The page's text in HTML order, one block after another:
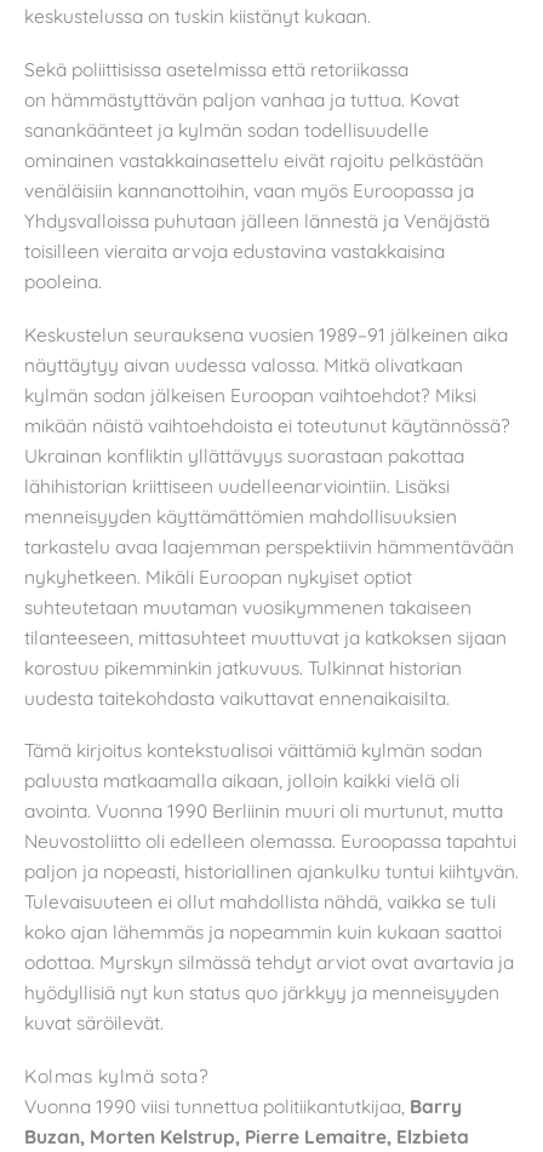
keskustelussa on tuskin kiistänyt kukaan.
Sekä poliittisissa asetelmissa että retoriikassa
on hämmästyttävän paljon vanhaa ja tuttua. Kovat
sanankäänteet ja kylmän sodan todellisuudelle
ominainen vastakkainasettelu eivät rajoitu pelkästään
venäläisiin kannanottoihin, vaan myös Euroopassa ja
Yhdysvalloissa puhutaan jälleen lännestä ja Venäjästä
toisilleen vieraita arvoja edustavina vastakkaisina
pooleina.
Keskustelun seurauksena vuosien 1989–91 jälkeinen aika
näyttäytyy aivan uudessa valossa. Mitkä olivatkaan
kylmän sodan jälkeisen Euroopan vaihtoehdot? Miksi
mikään näistä vaihtoehdoista ei toteutunut käytännössä?
Ukrainan konfliktin yllättävyys suorastaan pakottaa
lähihistorian kriittiseen uudelleenarviointiin. Lisäksi
menneisyyden käyttämättömien mahdollisuuksien
tarkastelu avaa laajemman perspektiivin hämmentävään
nykyhetkeen. Mikäli Euroopan nykyiset optiot
suhteutetaan muutaman vuosikymmenen takaiseen
tilanteeseen, mittasuhteet muuttuvat ja katkoksen sijaan
korostuu pikemminkin jatkuvuus. Tulkinnat historian
uudesta taitekohdasta vaikuttavat ennenaikaisilta.
Tämä kirjoitus kontekstualisoi väittämiä kylmän sodan
paluusta matkaamalla aikaan, jolloin kaikki vielä oli
avointa. Vuonna 1990 Berliinin muuri oli murtunut, mutta
Neuvostoliitto oli edelleen olemassa. Euroopassa tapahtui
paljon ja nopeasti, historiallinen ajankulku tuntui kiihtyvän.
Tulevaisuuteen ei ollut mahdollista nähdä, vaikka se tuli
koko ajan lähemmäs ja nopeammin kuin kukaan saattoi
odottaa. Myrskyn silmässä tehdyt arviot ovat avartavia ja
hyödyllisiä nyt kun status quo järkkyy ja menneisyyden
kuvat säröilevät.
Kolmas kylmä sota?
Vuonna 1990 viisi tunnettua politiikantutkijaa, Barry
Buzan, Morten Kelstrup, Pierre Lemaitre, Elzbieta